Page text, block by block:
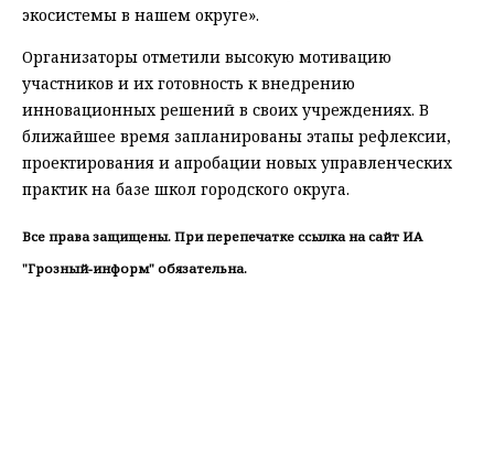
экосистемы в нашем округе».
Организаторы отметили высокую мотивацию
участников и их готовность к внедрению
инновационных решений в своих учреждениях. В
ближайшее время запланированы этапы рефлексии,
проектирования и апробации новых управленческих
практик на базе школ городского округа.
Все права защищены. При перепечатке ссылка на сайт ИА
"Грозный-информ" обязательна.